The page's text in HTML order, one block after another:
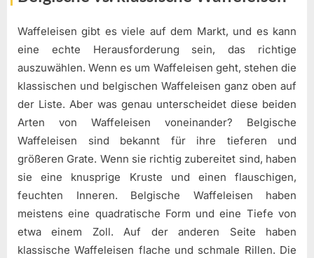
Waffeleisen gibt es viele auf dem Markt, und es kann
eine echte Herausforderung sein, das richtige
auszuwählen. Wenn es um Waffeleisen geht, stehen die
klassischen und belgischen Waffeleisen ganz oben auf
der Liste. Aber was genau unterscheidet diese beiden
Arten von Waffeleisen voneinander? Belgische
Waffeleisen sind bekannt für ihre tieferen und
größeren Grate. Wenn sie richtig zubereitet sind, haben
sie eine knusprige Kruste und einen flauschigen,
feuchten Inneren. Belgische Waffeleisen haben
meistens eine quadratische Form und eine Tiefe von
etwa einem Zoll. Auf der anderen Seite haben
klassische Waffeleisen flache und schmale Rillen. Die